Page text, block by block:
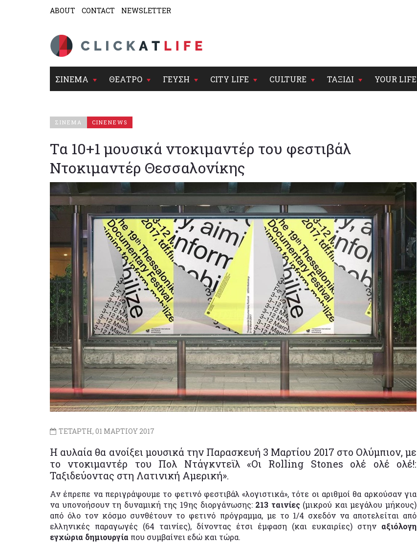
ABOUT CONTACT NEWSLETTER
ΣΙΝΕΜΑ ΘΕΑΤΡΟ ΓΕΥΣΗ CITY LIFE CULTURE ΤΑΞΙΔΙ YOUR LIFE
ΣΙΝΕΜΑ CINENEWS
Τα 10+1 μουσικά ντοκιμαντέρ του φεστιβάλ
Ντοκιμαντέρ Θεσσαλονίκης
ΤΕΤΑΡΤΗ, 01 ΜΑΡΤΙΟΥ 2017
Η αυλαία θα ανοίξει μουσικά την Παρασκευή 3 Μαρτίου 2017 στο Ολύμπιον, με
το ντοκιμαντέρ του Πολ Ντάγκντεϊλ «Οι Rolling Stones ολέ ολέ ολέ!:
Ταξιδεύοντας στη Λατινική Αμερική».
Αν έπρεπε να περιγράψουμε το φετινό φεστιβάλ «λογιστικά», τότε οι αριθμοί θα αρκούσαν για
να υπονοήσουν τη δυναμική της 19ης διοργάνωσης: 213 ταινίες(μικρού και μεγάλου μήκους)
από όλο τον κόσμο συνθέτουν το φετινό πρόγραμμα, με το 1/4 σχεδόν να αποτελείται από
ελληνικές παραγωγές (64 ταινίες), δίνοντας έτσι έμφαση (και ευκαιρίες) στην αξιόλογη
εγχώρια δημιουργία που συμβαίνει εδώ και τώρα.